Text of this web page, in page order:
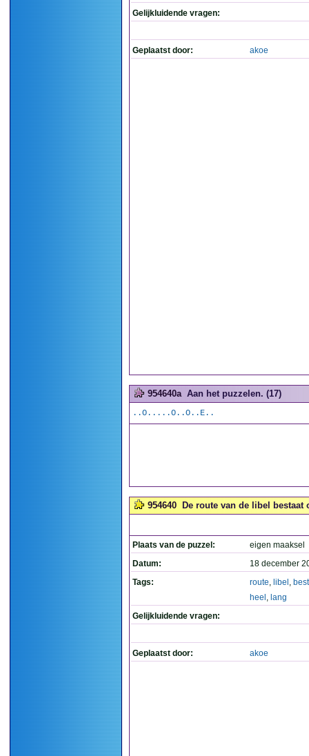
Gelijkluidende vragen:
Geplaatst door: akoe
954640a Aan het puzzelen. (17)
..O.....O..O..E..
954640 De route van de libel bestaat
Plaats van de puzzel:
eigen maaksel
Datum:
18 december
Tags:
route, libel ,
heel , lang
Gelijkluidende vragen:
Geplaatst door: akoe